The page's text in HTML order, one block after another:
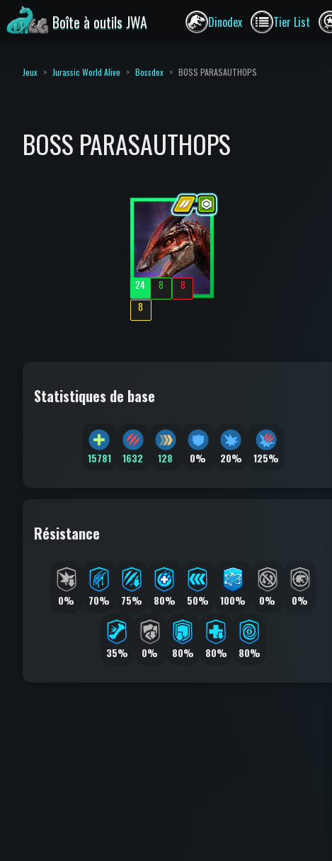
Boîte à outils JWA Dinodex Tier List
Jeux Jurassic World Alive Bossdex BOSS PARASAUTHOPS
BOSS PARASAUTHOPS
24 8
8
8
Statistiques de base
15781 1632 128 0% 20% 125%
Résistance
0% 70% 75% 80% 50% 100% 0% 0%
35% 0% 80% 80% 80%